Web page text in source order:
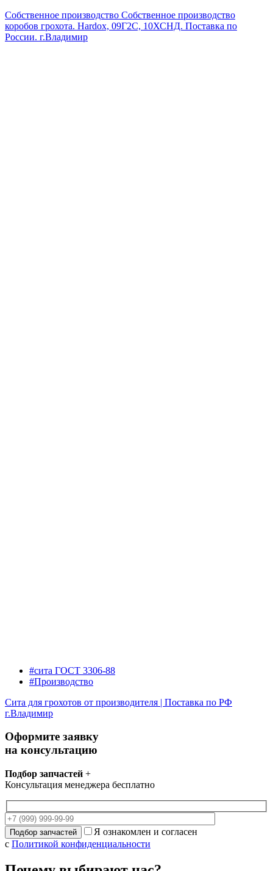
Собственное производство Собственное производство
коробов грохота. Hardox, 09Г2С, 10ХСНД. Поставка по
России. г.Владимир
#сита ГОСТ 3306-88
#Производство
Сита для грохотов от производителя | Поставка по РФ
г.Владимир
Оформите заявку
на консультацию
Подбор запчастей +
Консультация менеджера бесплатно
Я ознакомлен и согласен
с Политикой конфиденциальности